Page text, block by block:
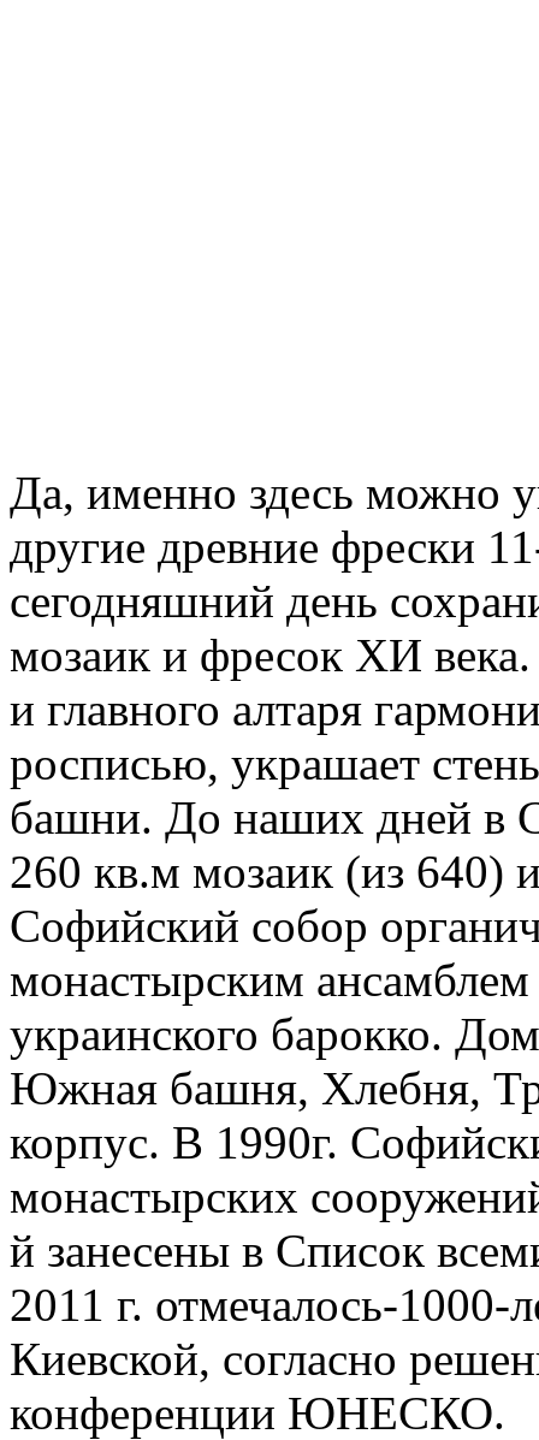
Да, именно здесь можно
другие древние фрески
сегодняшний день
мозаик и фресок ХИ
и главного алтаря
росписью, украшает
башни. До наших дней в
260 кв.м мозаик (из 640)
Софийский собор
монастырским
украинского барокко.
Южная башня, Хлебня,
корпус. В 1990г.
монастырских
й занесены в Список
2011 г. отмечалось-
Киевской, согласно
конференции ЮНЕСКО.